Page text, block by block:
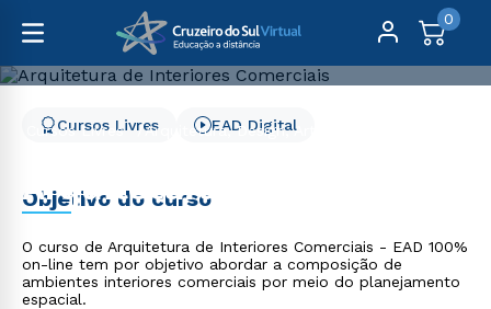
0
Cursos Livres
Arquitetura, Design, Artes e Moda
Arquitetura de Interiores
Comerciais
Cursos Livres EAD Digital
Objetivo do curso
O curso de Arquitetura de Interiores Comerciais - EAD 100%
on-line tem por objetivo abordar a composição de
ambientes interiores comerciais por meio do planejamento
espacial.